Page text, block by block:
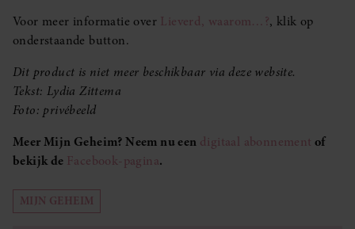
Voor meer informatie over Lieverd, waarom…?, klik op
onderstaande button.
Dit product is niet meer beschikbaar via deze website.
Tekst: Lydia Zittema
Foto: privébeeld
Meer Mijn Geheim? Neem nu een digitaal abonnement of
bekijk de Facebook-pagina.
MIJN GEHEIM